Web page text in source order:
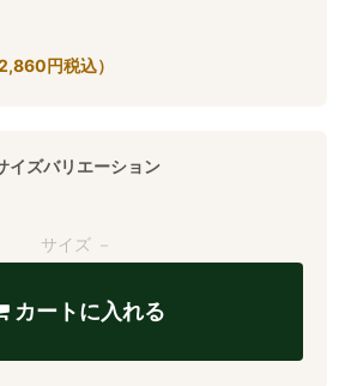
円税込）
イズバリエーション
サイズ －
カートに入れる